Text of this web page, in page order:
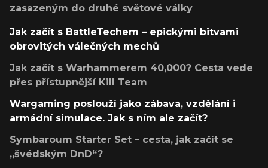
zasazeným do druhé světové války
Jak začít s BattleTechem – epickými bitvami
obrovitých válečných mechů
Jak začít s Warhammerem 40,000? Cesta vede
přes přístupnější Kill Team
Wargaming poslouží jako zábava, vzdělání i
armádní simulace. Jak s ním ale začít?
Symbaroum Starter Set – cesta, jak začít se
„švédským DnD“?